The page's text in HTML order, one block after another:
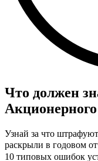
Что должен
Узнай за что
раскрыли в годовом
10 типовых ошибок